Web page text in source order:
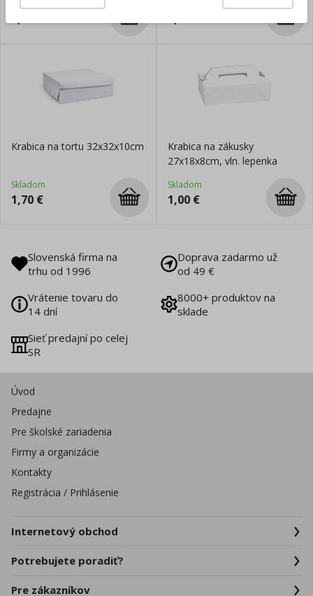
Krabica na tortu 32x32x10cm
Skladom
1,70 €
Krabica na zákusky
27x18x8cm, vln. lepenka
Skladom
1,00 €
Slovenská firma na
trhu od 1996
Doprava zadarmo už
od 49 €
Vrátenie tovaru do
14 dní
8000+ produktov na
sklade
Sieť predajní po celej
SR
Úvod
Predajne
Pre školské zariadenia
Firmy a organizácie
Kontakty
Registrácia / Prihlásenie
Internetový obchod
Potrebujete poradiť?
Pre zákazníkov